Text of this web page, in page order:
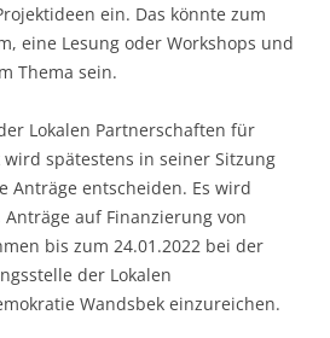
ein. Das könnte zum
eine Lesung oder Workshops und
Thema sein.
Lokalen Partnerschaften für
wird spätestens in seiner Sitzung
Anträge entscheiden. Es wird
auf Finanzierung von
bis zum 24.01.2022 bei der
der Lokalen
Wandsbek einzureichen.